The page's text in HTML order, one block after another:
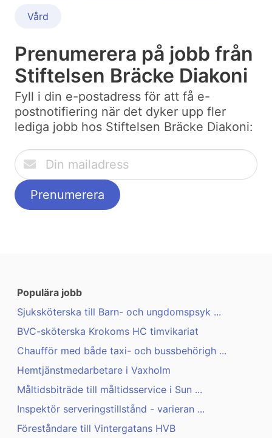
Vård
Prenumerera på jobb från
Stiftelsen Bräcke Diakoni
Fyll i din e-postadress för att få e-
postnotifiering när det dyker upp fler
lediga jobb hos Stiftelsen Bräcke Diakoni:
Populära jobb
Sjuksköterska till Barn- och ungdomspsyk ...
BVC-sköterska Krokoms HC timvikariat
Chaufför med både taxi- och bussbehörigh ...
Hemtjänstmedarbetare i Vaxholm
Måltidsbiträde till måltidsservice i Sun ...
Inspektör serveringstillstånd - varieran ...
Föreståndare till Vintergatans HVB